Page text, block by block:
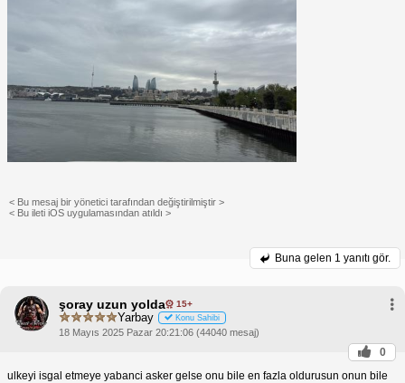
< Bu mesaj bir yönetici tarafından değiştirilmiştir >
< Bu ileti iOS uygulamasından atıldı >
Buna gelen 1 yanıtı gör.
şoray uzun yolda 15+
Yarbay Konu Sahibi
18 Mayıs 2025 Pazar 20:21:06 (44040 mesaj)
0
ulkeyi isgal etmeye yabanci asker gelse onu bile en fazla oldurusun onun bile